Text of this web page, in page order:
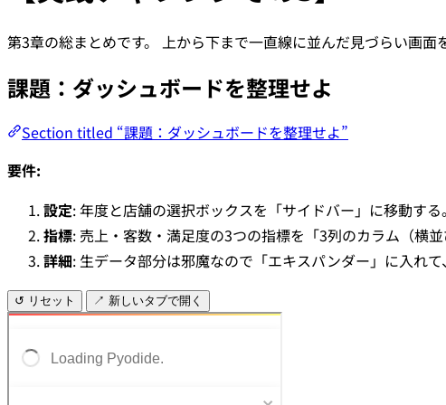
第3章の総まとめです。 上から下まで一直線に並んだ見づらい画
課題：ダッシュボードを整理せよ
Section titled “課題：ダッシュボードを整理せよ”
要件:
設定: 年度と店舗の選択ボックスを「サイドバー」に移動する。
指標: 売上・客数・満足度の3つの指標を「3列のカラム（横並
詳細: 生データ部分は邪魔なので「エキスパンダー」に入れ
↺ リセット ↗ 新しいタブで開く